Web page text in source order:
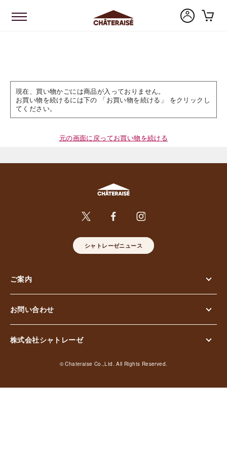
現在、買い物かごには商品が入っておりません。
お買い物を続けるには下の 「お買い物を続ける」 をクリックし
てください。
元の画面に戻ってお買い物を続ける
シャトレーゼニュース
ご案内
お問い合わせ
株式会社シャトレーゼ
© Chateraise Co.,Ltd. All Rights Reserved.